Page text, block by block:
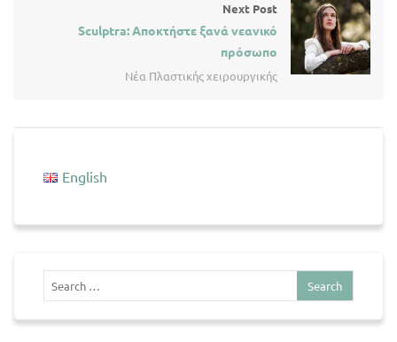
Next Post
Sculptra: Αποκτήστε ξανά νεανικό
πρόσωπο
Νέα Πλαστικής χειρουργικής
English